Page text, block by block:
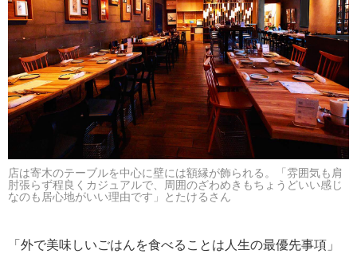
店は寄木のテーブルを中心に壁には額縁が飾られる。「雰囲気も肩
肘張らず程良くカジュアルで、周囲のざわめきもちょうどいい感じ
なのも居心地がいい理由です」とたけるさん
「外で美味しいごはんを食べることは人生の最優先事項」